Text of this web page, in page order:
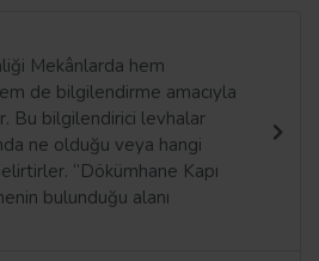
Mekânlarda hem
de bilgilendirme amacıyla
Bu bilgilendirici levhalar
ne olduğu veya hangi
‘’Dökümhane Kapı
bulunduğu alanı